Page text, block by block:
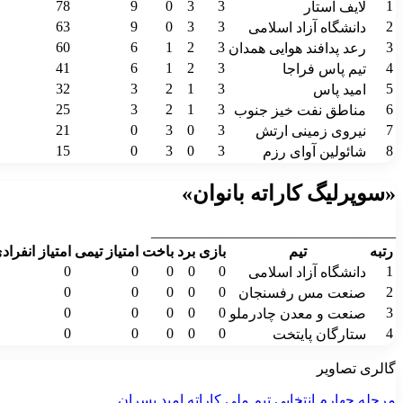
1 لایف استار 3
3
0
9
78
2
دانشگاه آزاد اسلامی 3
3
0
9
63
3
رعد پدافند هوایی همدان 3
2
1
6
60
4
تیم پاس فراجا 3
2
1
6
41
5
امید پاس 3
1
2
3
32
6
مناطق نفت خیز جنوب 3
1
2
3
25
7
نیروی زمینی ارتش 3
0
3
0
21
8
شائولین آوای رزم 3
0
3
0
15
«سوپرلیگ کاراته بانوان»
رتبه
تیم بازی برد باخت امتیاز تیمی امتیاز
1
دانشگاه آزاد اسلامی 0
0
0
0
0
2
صنعت مس رفسنجان 0
0
0
0
0
3
صنعت و معدن چادرملو 0
0
0
0
0
4
ستارگان پایتخت 0
0
0
0
0
گالری تصاویر
مرحله چهارم انتخابی تیم ملی کاراته امید پسران